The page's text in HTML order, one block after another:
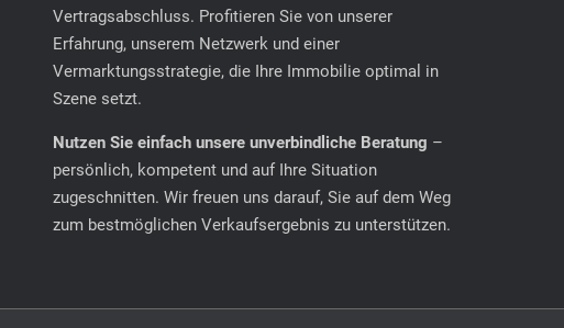
Vertragsabschluss. Profitieren Sie von unserer
Erfahrung, unserem Netzwerk und einer
Vermarktungsstrategie, die Ihre Immobilie optimal in
Szene setzt.
Nutzen Sie einfach unsere unverbindliche Beratung –
persönlich, kompetent und auf Ihre Situation
zugeschnitten. Wir freuen uns darauf, Sie auf dem Weg
zum bestmöglichen Verkaufsergebnis zu unterstützen.